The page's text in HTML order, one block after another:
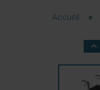
Accueil »